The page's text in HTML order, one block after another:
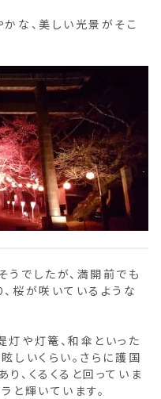
な、美しい光景がそこ
でしたが、満開前でも
桜が咲いているような
や灯篭、和傘といった
しいくらい。さらに護国
、くるくると回っていま
と輝いています。